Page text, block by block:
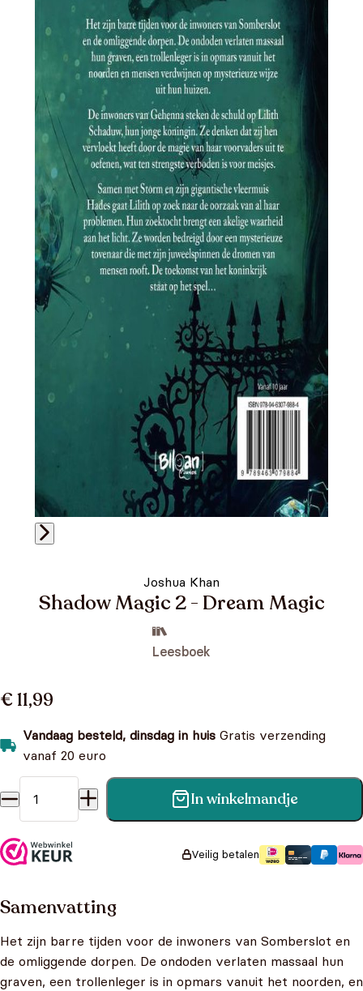
Joshua Khan
Shadow Magic 2 - Dream Magic
Leesboek
€ 11,99
Vandaag besteld, dinsdag in huis Gratis verzending
vanaf 20 euro
Shadow Magic 2 - Dream Magic aantalIn winkelmandje
Veilig betalen
Samenvatting
Het zijn barre tijden voor de inwoners van Somberslot en
de omliggende dorpen. De ondoden verlaten massaal hun
graven, een trollenleger is in opmars vanuit het noorden, en